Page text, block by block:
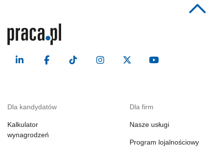
Dla kandydatów
Kalkulator
wynagrodzeń
Dla firm
Nasze usługi
Program lojalnościowy